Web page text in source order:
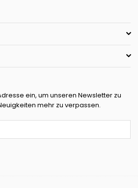
ein, um unseren Newsletter zu
mehr zu verpassen.